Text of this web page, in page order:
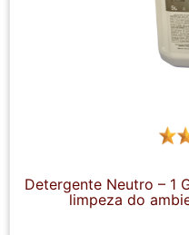
Detergente Neutro – 1
limpeza do